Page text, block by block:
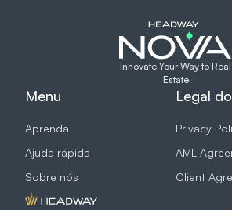
Innovate Your Way to Real
Estate
Menu
Aprenda
Ajuda rápida
Sobre nós
Legal
Privacy
AML
Client